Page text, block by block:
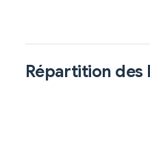
Répartition